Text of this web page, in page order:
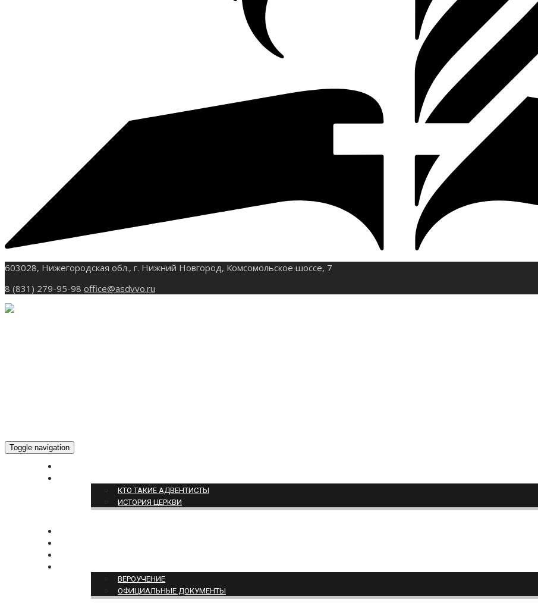
603028, Нижегородская обл., г. Нижний Новгород, Комсомольское шоссе, 7
8 (831) 279-95-98 office@asdvvo.ru
Toggle navigation
КТО ТАКИЕ АДВЕНТИСТЫ
ИСТОРИЯ ЦЕРКВИ
ВЕРОУЧЕНИЕ
ОФИЦИАЛЬНЫЕ ДОКУМЕНТЫ